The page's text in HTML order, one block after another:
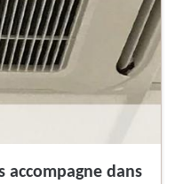
accompagne dans